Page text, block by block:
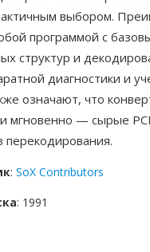
выбором.
программой с
структур и
диагностики и
означают, что
мгновенно — сырые
перекодирования.
: SoX Contributors
: 1991